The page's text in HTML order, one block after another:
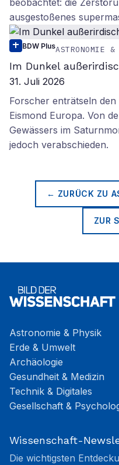
beobachtet: die
ausgestoßenes
BDW PlusASTRONOMIE
Im Dunkel
31. Juli 2026
Forscher enträtseln
Eismond Europa. Von
Gewässers im
jedoch verabschieden.
← ZURÜCK ZU
ZUR
Astronomie & Physik
Erde & Umwelt
Archäologie
Gesundheit & Medizin
Technik & Digitales
Gesellschaft &
Wissenschaft-
Die wichtigsten